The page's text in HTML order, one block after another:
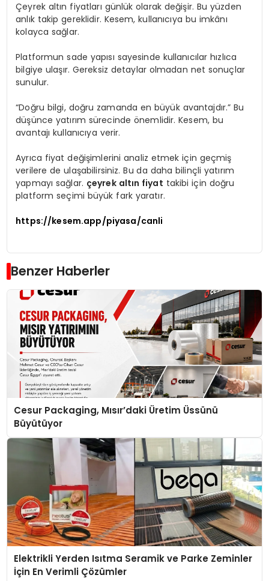
Çeyrek altın fiyatları günlük olarak değişir. Bu yüzden
anlık takip gereklidir. Kesem, kullanıcıya bu imkânı
kolayca sağlar.
Platformun sade yapısı sayesinde kullanıcılar hızlıca
bilgiye ulaşır. Gereksiz detaylar olmadan net sonuçlar
sunulur.
“Doğru bilgi, doğru zamanda en büyük avantajdır.” Bu
düşünce yatırım sürecinde önemlidir. Kesem, bu
avantajı kullanıcıya verir.
Ayrıca fiyat değişimlerini analiz etmek için geçmiş
verilere de ulaşabilirsiniz. Bu da daha bilinçli yatırım
yapmayı sağlar. çeyrek altın fiyat takibi için doğru
platform seçimi büyük fark yaratır.
https://kesem.app/piyasa/canli
Benzer Haberler
Cesur Packaging, Mısır’daki Üretim Üssünü
Büyütüyor
Elektrikli Yerden Isıtma Seramik ve Parke Zeminler
İçin En Verimli Çözümler